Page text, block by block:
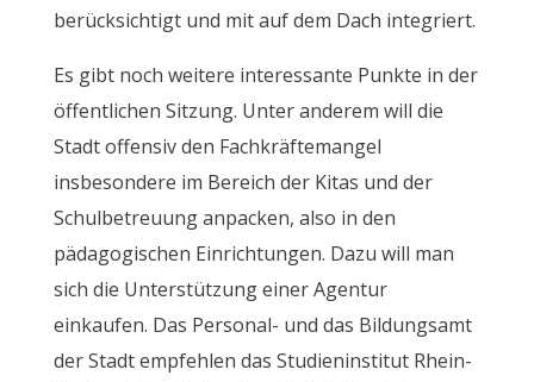
berücksichtigt und mit auf dem Dach integriert.
Es gibt noch weitere interessante Punkte in der
öffentlichen Sitzung. Unter anderem will die
Stadt offensiv den Fachkräftemangel
insbesondere im Bereich der Kitas und der
Schulbetreuung anpacken, also in den
pädagogischen Einrichtungen. Dazu will man
sich die Unterstützung einer Agentur
einkaufen. Das Personal- und das Bildungsamt
der Stadt empfehlen das Studieninstitut Rhein-